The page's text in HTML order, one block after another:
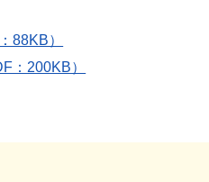
88KB）
：200KB）